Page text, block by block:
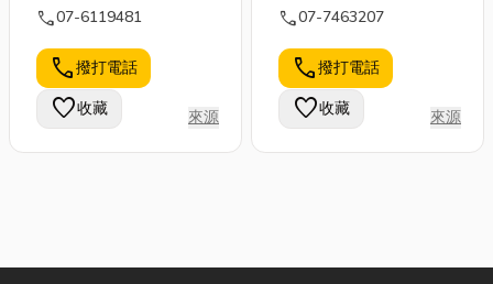
call07-6119481
call撥打電話
favorite收藏 來源
call07-7463207
call撥打電話
favorite收藏 來源